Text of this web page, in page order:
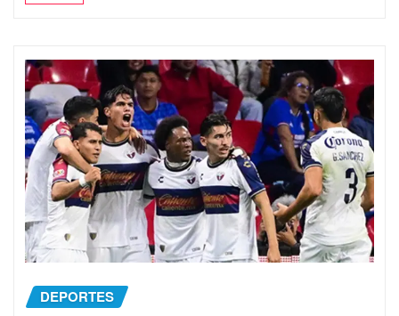
DEPORTES